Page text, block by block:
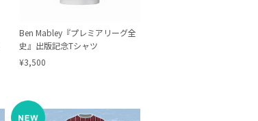
Ben Mabley『プレミアリーグ全
史』出版記念Tシャツ
¥3,500